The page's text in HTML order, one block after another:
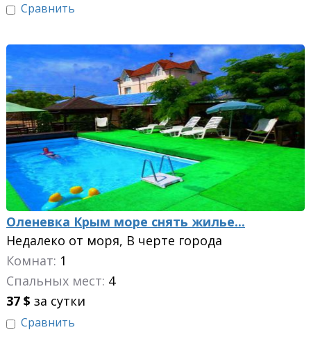
Сравнить
Оленевка Крым море снять жилье...
Недалеко от моря, В черте города
Комнат: 1
Спальных мест: 4
37 $ за сутки
Сравнить